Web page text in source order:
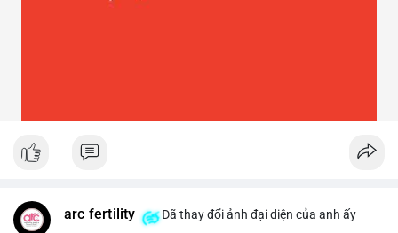
arc fertility Đã thay đổi ảnh đại diện của anh ấy